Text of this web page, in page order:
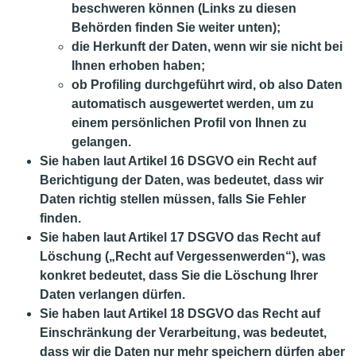
beschweren können (Links zu diesen
Behörden finden Sie weiter unten);
die Herkunft der Daten, wenn wir sie nicht bei
Ihnen erhoben haben;
ob Profiling durchgeführt wird, ob also Daten
automatisch ausgewertet werden, um zu
einem persönlichen Profil von Ihnen zu
gelangen.
Sie haben laut Artikel 16 DSGVO ein Recht auf
Berichtigung der Daten, was bedeutet, dass wir
Daten richtig stellen müssen, falls Sie Fehler
finden.
Sie haben laut Artikel 17 DSGVO das Recht auf
Löschung („Recht auf Vergessenwerden“), was
konkret bedeutet, dass Sie die Löschung Ihrer
Daten verlangen dürfen.
Sie haben laut Artikel 18 DSGVO das Recht auf
Einschränkung der Verarbeitung, was bedeutet,
dass wir die Daten nur mehr speichern dürfen aber